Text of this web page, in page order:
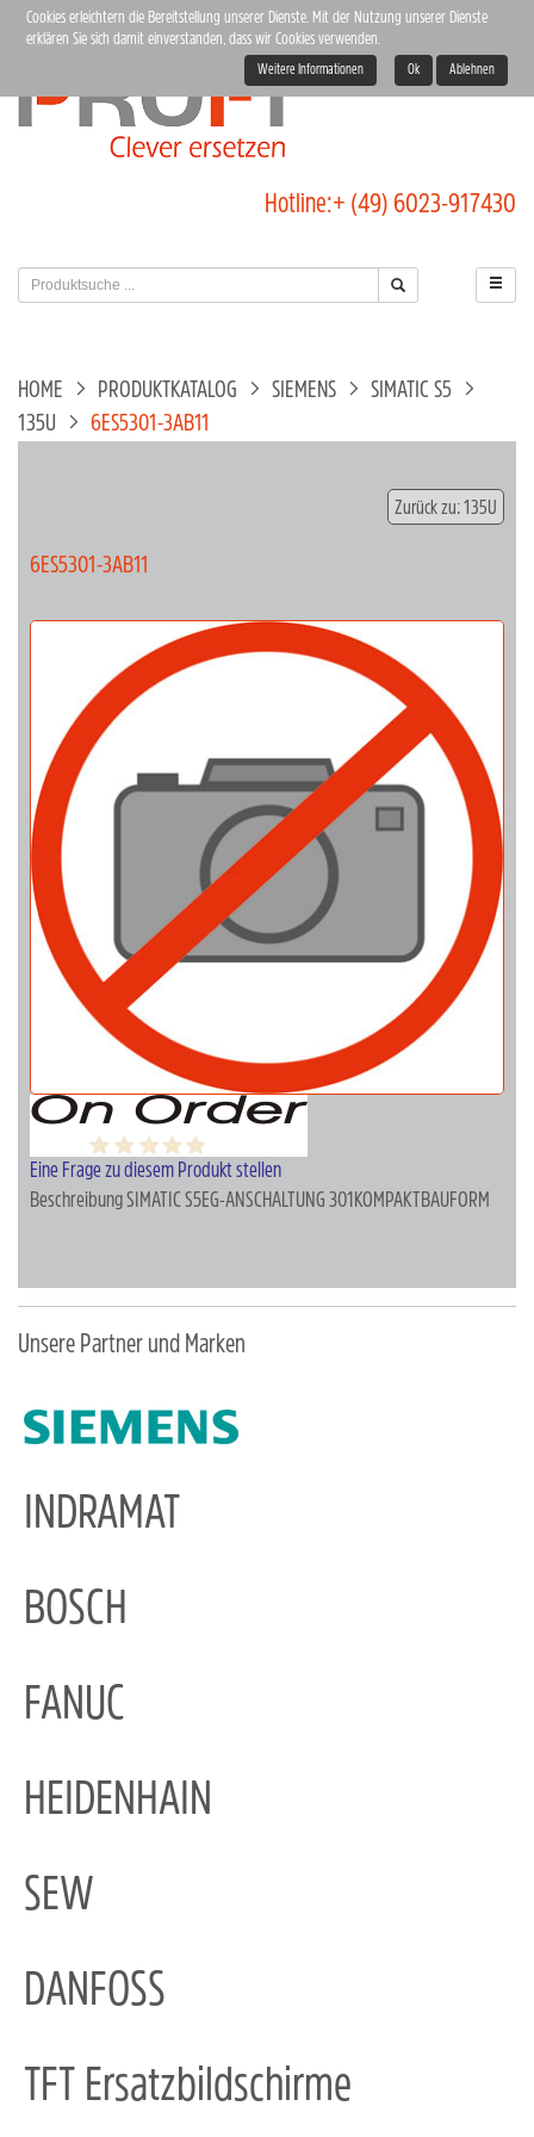
Hotline:+ (49) 6023-917430
HOME PRODUKTKATALOG SIEMENS
SIMATIC S5
135U
6ES5301-3AB11
Zurück zu: 135U
6ES5301-3AB11
Eine Frage zu diesem Produkt stellen
BeschreibungSIMATIC S5EG-ANSCHALTUNG 301KOMPAKTBAUFORM
Unsere Partner und Marken
INDRAMAT
BOSCH
FANUC
HEIDENHAIN
SEW
DANFOSS
TFT Ersatzbildschirme
Cookies erleichtern die Bereitstellung unserer Dienste. Mit der Nutzung unserer Dienste
erklären Sie sich damit einverstanden, dass wir Cookies verwenden.
Weitere Informationen Ok Ablehnen